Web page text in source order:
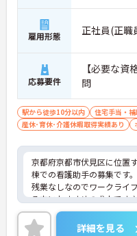
雇用形態 正社員(正職
応募要件
【必要な資
問
駅から徒歩10分以内 住宅手当・
産休･育休･介護休暇取得実績あり
京都府京都市伏見区に位置
棟での看護助手の募集です。
残業なしなのでワークライ
る方におすすめの求人です
ご興味のある方はご面接の
でご気軽にお問合せください
詳細を見る